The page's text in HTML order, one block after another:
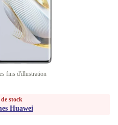
fins d'illustration
stock
Huawei